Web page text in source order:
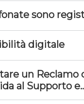
sono
digitale
un Reclamo
al Supporto e